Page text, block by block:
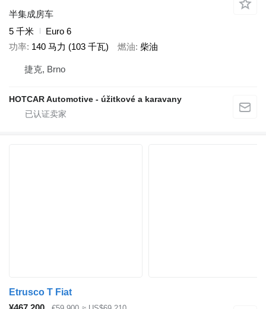
半集成房车
5 千米
Euro 6
功率 140 马力 (103 千瓦) 燃油 柴油
捷克, Brno
HOTCAR Automotive - úžitkové a karavany
Etrusco T Fiat